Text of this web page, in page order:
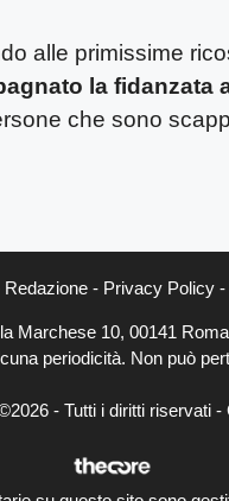
alle primissime
la fidanzata
che sono
Redazione- Privacy Policy-
Marchese 10, 00141
periodicità. Non può
- Tutti i diritti riservati -